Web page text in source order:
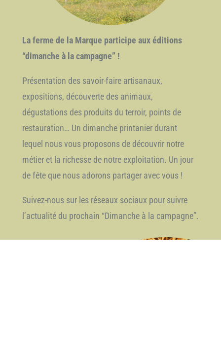
La ferme de la Marque participe aux éditions
“dimanche à la campagne” !
Présentation des savoir-faire artisanaux,
expositions, découverte des animaux,
dégustations des produits du terroir, points de
restauration… Un dimanche printanier durant
lequel nous vous proposons de découvrir notre
métier et la richesse de notre exploitation. Un jour
de fête que nous adorons partager avec vous !
Suivez-nous sur les réseaux sociaux pour suivre
l’actualité du prochain “Dimanche à la campagne”.